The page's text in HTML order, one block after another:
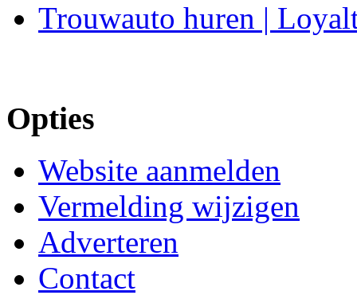
Trouwauto huren |
Opties
Website aanmelden
Vermelding wijzigen
Adverteren
Contact